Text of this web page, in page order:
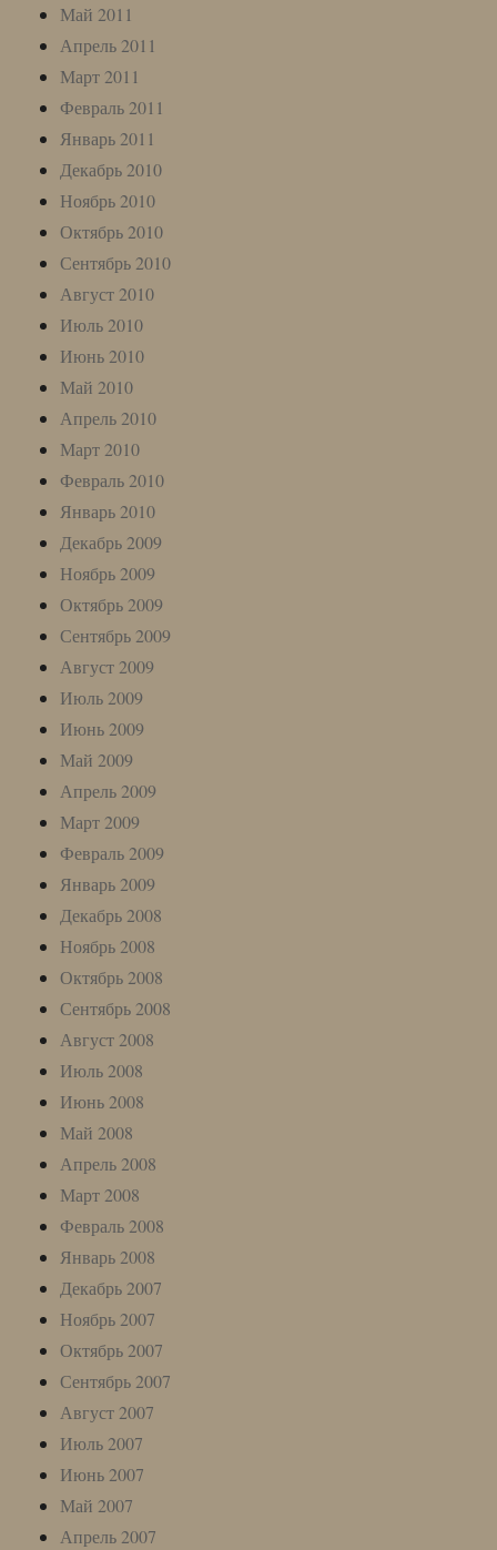
Май 2011
Апрель 2011
Март 2011
Февраль 2011
Январь 2011
Декабрь 2010
Ноябрь 2010
Октябрь 2010
Сентябрь 2010
Август 2010
Июль 2010
Июнь 2010
Май 2010
Апрель 2010
Март 2010
Февраль 2010
Январь 2010
Декабрь 2009
Ноябрь 2009
Октябрь 2009
Сентябрь 2009
Август 2009
Июль 2009
Июнь 2009
Май 2009
Апрель 2009
Март 2009
Февраль 2009
Январь 2009
Декабрь 2008
Ноябрь 2008
Октябрь 2008
Сентябрь 2008
Август 2008
Июль 2008
Июнь 2008
Май 2008
Апрель 2008
Март 2008
Февраль 2008
Январь 2008
Декабрь 2007
Ноябрь 2007
Октябрь 2007
Сентябрь 2007
Август 2007
Июль 2007
Июнь 2007
Май 2007
Апрель 2007